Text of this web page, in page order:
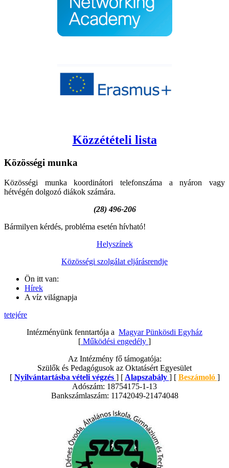
Közzétételi lista
Közösségi munka
Közösségi munka koordinátori telefonszáma a nyáron vagy
hétvégén dolgozó diákok számára.
(28) 496-206
Bármilyen kérdés, probléma esetén hívható!
Helyszínek
Közösségi szolgálat eljárásrendje
Ön itt van:
Hírek
A víz világnapja
tetejére
Intézményünk fenntartója a Magyar Pünkösdi Egyház
[ Működési engedély ]
Az Intézmény fő támogatója:
Szülők és Pedagógusok az Oktatásért Egyesület
[ Nyilvántartásba vételi végzés ] [ Alapszabály ] [ Beszámoló ]
Adószám: 18754175-1-13
Bankszámlaszám: 11742049-21474048